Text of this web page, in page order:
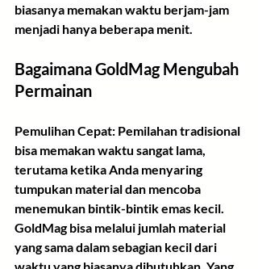
biasanya memakan waktu berjam-jam
menjadi hanya beberapa menit.
Bagaimana GoldMag Mengubah
Permainan
Pemulihan Cepat: Pemilahan tradisional
bisa memakan waktu sangat lama,
terutama ketika Anda menyaring
tumpukan material dan mencoba
menemukan bintik-bintik emas kecil.
GoldMag bisa melalui jumlah material
yang sama dalam sebagian kecil dari